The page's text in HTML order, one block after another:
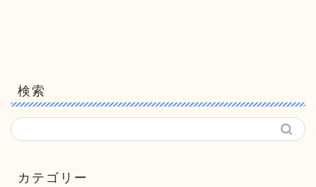
検索
カテゴリー